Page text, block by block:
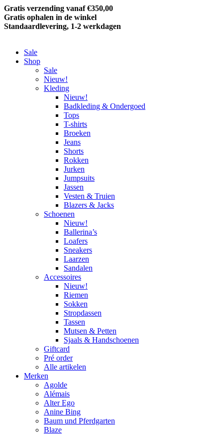
Gratis verzending vanaf €350,00
Gratis ophalen in de winkel
Standaardlevering, 1-2 werkdagen
Sale
Shop
Sale
Nieuw!
Kleding
Nieuw!
Badkleding & Ondergoed
Tops
T-shirts
Broeken
Jeans
Shorts
Rokken
Jurken
Jumpsuits
Jassen
Vesten & Truien
Blazers & Jacks
Schoenen
Nieuw!
Ballerina’s
Loafers
Sneakers
Laarzen
Sandalen
Accessoires
Nieuw!
Riemen
Sokken
Stropdassen
Tassen
Mutsen & Petten
Sjaals & Handschoenen
Giftcard
Pré order
Alle artikelen
Merken
Agolde
Alémais
Alter Ego
Anine Bing
Baum und Pferdgarten
Blaze